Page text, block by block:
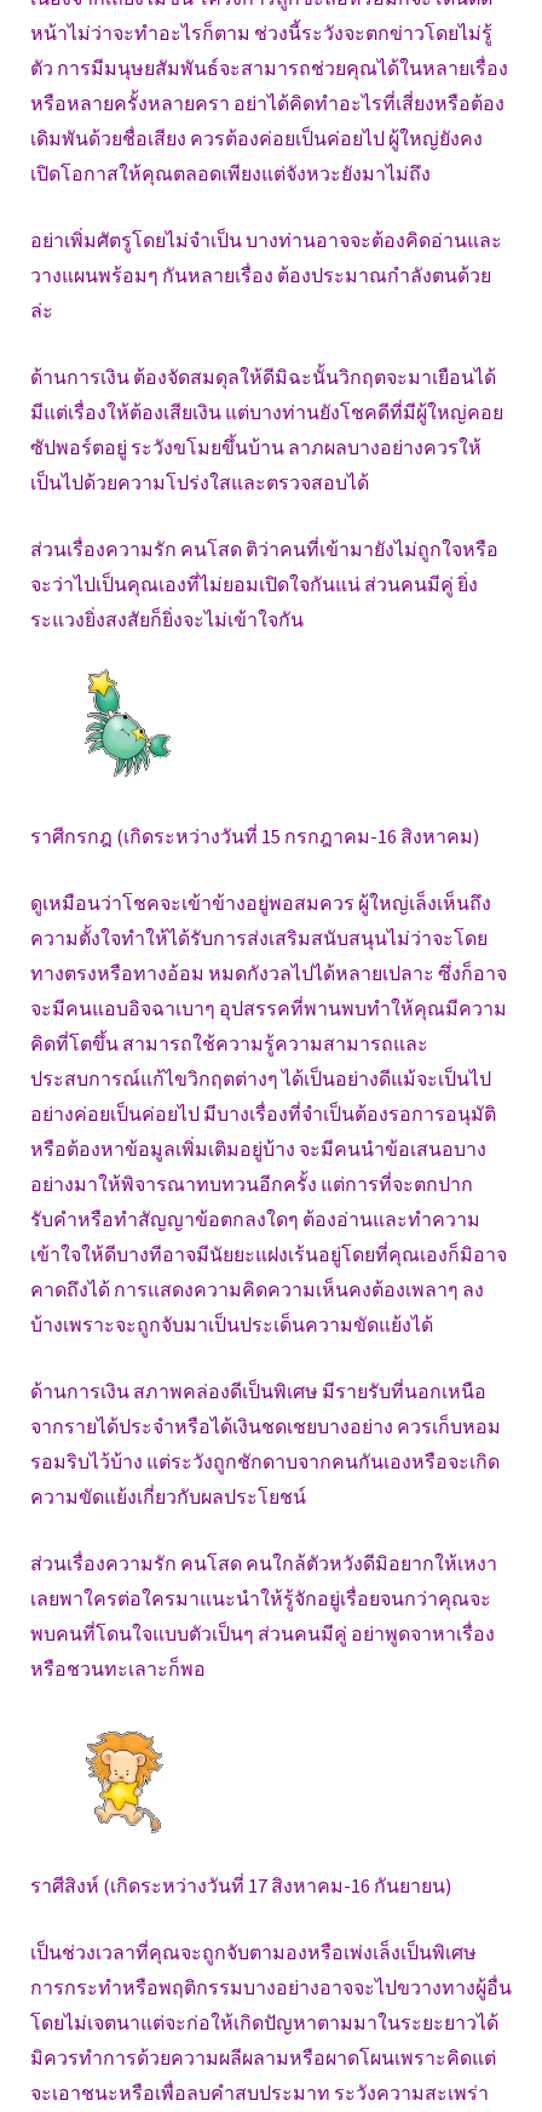
หน้าไม่ว่าจะทำอะไรก็ตาม ช่วงนี้ระวังจะตกข่าวโดยไม่รู้
ตัว การมีมนุษยสัมพันธ์จะสามารถช่วยคุณได้ในหลายเรื่อง
หรือหลายครั้งหลายครา อย่าได้คิดทำอะไรที่เสี่ยงหรือต้อง
เดิมพันด้วยชื่อเสียง ควรต้องค่อยเป็นค่อยไป ผู้ใหญ่ยังคง
เปิดโอกาสให้คุณตลอดเพียงแต่จังหวะยังมาไม่ถึง
อย่าเพิ่มศัตรูโดยไม่จำเป็น บางท่านอาจจะต้องคิดอ่านและ
วางแผนพร้อมๆ กันหลายเรื่อง ต้องประมาณกำลังตนด้วย
ล่ะ
ด้านการเงิน ต้องจัดสมดุลให้ดีมิฉะนั้นวิกฤตจะมาเยือนได้
มีแต่เรื่องให้ต้องเสียเงิน แต่บางท่านยังโชคดีที่มีผู้ใหญ่คอย
ซัปพอร์ตอยู่ ระวังขโมยขึ้นบ้าน ลาภผลบางอย่างควรให้
เป็นไปด้วยความโปร่งใสและตรวจสอบได้
ส่วนเรื่องความรัก คนโสด ติว่าคนที่เข้ามายังไม่ถูกใจหรือ
จะว่าไปเป็นคุณเองที่ไม่ยอมเปิดใจกันแน่ ส่วนคนมีคู่ ยิ่ง
ระแวงยิ่งสงสัยก็ยิ่งจะไม่เข้าใจกัน
ราศีกรกฎ (เกิดระหว่างวันที่ 15 กรกฎาคม-16 สิงหาคม)
ดูเหมือนว่าโชคจะเข้าข้างอยู่พอสมควร ผู้ใหญ่เล็งเห็นถึง
ความตั้งใจทำให้ได้รับการส่งเสริมสนับสนุนไม่ว่าจะโดย
ทางตรงหรือทางอ้อม หมดกังวลไปได้หลายเปลาะ ซึ่งก็อาจ
จะมีคนแอบอิจฉาเบาๆ อุปสรรคที่พานพบทำให้คุณมีความ
คิดที่โตขึ้น สามารถใช้ความรู้ความสามารถและ
ประสบการณ์แก้ไขวิกฤตต่างๆ ได้เป็นอย่างดีแม้จะเป็นไป
อย่างค่อยเป็นค่อยไป มีบางเรื่องที่จำเป็นต้องรอการอนุมัติ
หรือต้องหาข้อมูลเพิ่มเติมอยู่บ้าง จะมีคนนำข้อเสนอบาง
อย่างมาให้พิจารณาทบทวนอีกครั้ง แต่การที่จะตกปาก
รับคำหรือทำสัญญาข้อตกลงใดๆ ต้องอ่านและทำความ
เข้าใจให้ดีบางทีอาจมีนัยยะแฝงเร้นอยู่โดยที่คุณเองก็มิอาจ
คาดถึงได้ การแสดงความคิดความเห็นคงต้องเพลาๆ ลง
บ้างเพราะจะถูกจับมาเป็นประเด็นความขัดแย้งได้
ด้านการเงิน สภาพคล่องดีเป็นพิเศษ มีรายรับที่นอกเหนือ
จากรายได้ประจำหรือได้เงินชดเชยบางอย่าง ควรเก็บหอม
รอมริบไว้บ้าง แต่ระวังถูกชักดาบจากคนกันเองหรือจะเกิด
ความขัดแย้งเกี่ยวกับผลประโยชน์
ส่วนเรื่องความรัก คนโสด คนใกล้ตัวหวังดีมิอยากให้เหงา
เลยพาใครต่อใครมาแนะนำให้รู้จักอยู่เรื่อยจนกว่าคุณจะ
พบคนที่โดนใจแบบตัวเป็นๆ ส่วนคนมีคู่ อย่าพูดจาหาเรื่อง
หรือชวนทะเลาะก็พอ
ราศีสิงห์ (เกิดระหว่างวันที่ 17 สิงหาคม-16 กันยายน)
เป็นช่วงเวลาที่คุณจะถูกจับตามองหรือเพ่งเล็งเป็นพิเศษ
การกระทำหรือพฤติกรรมบางอย่างอาจจะไปขวางทางผู้อื่น
โดยไม่เจตนาแต่จะก่อให้เกิดปัญหาตามมาในระยะยาวได้
มิควรทำการด้วยความผลีผลามหรือผาดโผนเพราะคิดแต่
จะเอาชนะหรือเพื่อลบคำสบประมาท ระวังความสะเพร่า